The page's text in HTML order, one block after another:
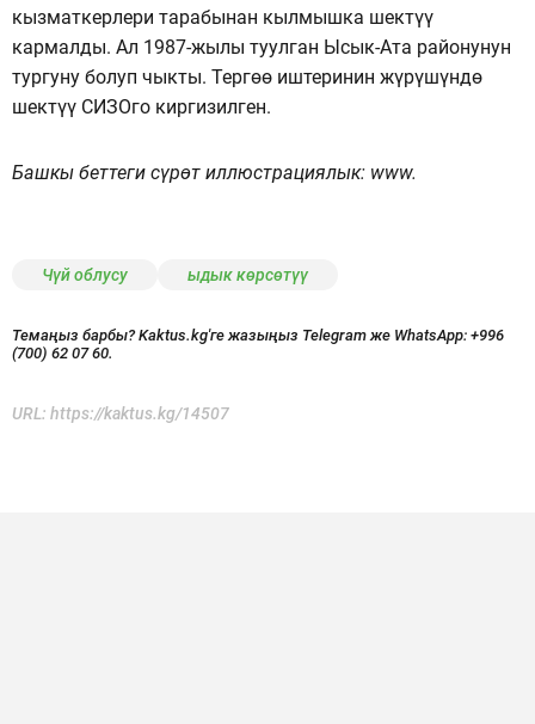
кызматкерлери тарабынан кылмышка шектүү
кармалды. Ал 1987-жылы туулган Ысык-Ата районунун
тургуну болуп чыкты. Тергөө иштеринин жүрүшүндө
шектүү СИЗОго киргизилген.
Башкы беттеги сүрөт иллюстрациялык: www.
Чүй облусу ыдык көрсөтүү
Темаңыз барбы? Kaktus.kg'ге жазыңыз Telegram же WhatsApp: +996
(700) 62 07 60.
URL: https://kaktus.kg/14507